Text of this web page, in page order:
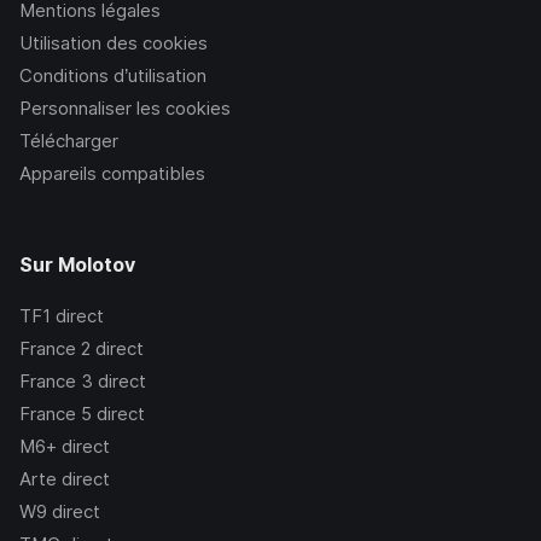
Mentions légales
Utilisation des cookies
Conditions d’utilisation
Personnaliser les cookies
Télécharger
Appareils compatibles
Sur Molotov
TF1 direct
France 2 direct
France 3 direct
France 5 direct
M6+ direct
Arte direct
W9 direct